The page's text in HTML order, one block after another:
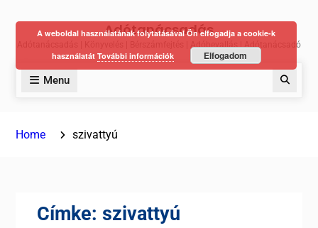
Adótanácsadás
Adótanácsadás | Könyvelés | Bérszámfejtés | Adóbevallás | Adótanácsadó
Menu
Home szivattyú
Címke: szivattyú
A weboldal használatának folytatásával Ön elfogadja a cookie-k
használatát További információk Elfogadom